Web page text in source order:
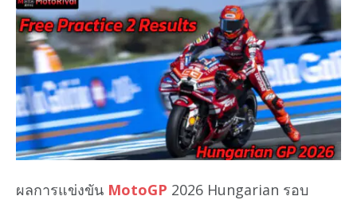
ผลการแข่งขัน MotoGP 2026 Hungarian รอบ